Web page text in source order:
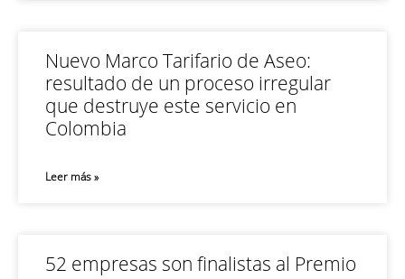
Nuevo Marco Tarifario de Aseo:
resultado de un proceso irregular
que destruye este servicio en
Colombia
Leer más »
52 empresas son finalistas al Premio